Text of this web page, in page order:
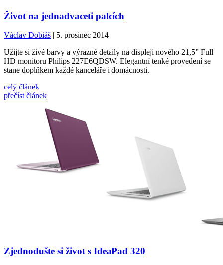
Život na jednadvaceti palcích
Václav Dobiáš | 5. prosinec 2014
Užijte si živé barvy a výrazné detaily na displeji nového 21,5” Full
HD monitoru Philips 227E6QDSW. Elegantní tenké provedení se
stane doplňkem každé kanceláře i domácnosti.
celý článek
přečíst článek
Zjednodušte si život s IdeaPad 320